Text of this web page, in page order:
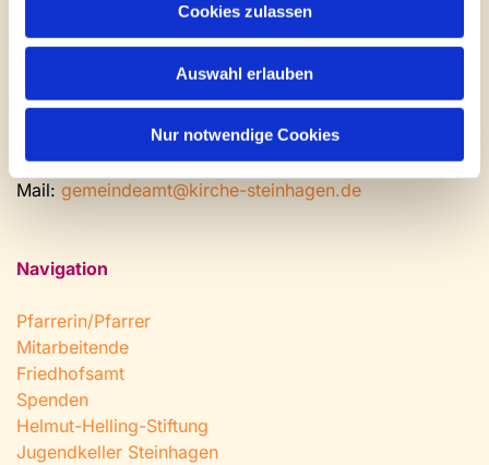
Cookies zulassen
Auswahl erlauben
Nur notwendige Cookies
Montag: geschlossen
Nachmittags nach Vereinbarung
0 52 04 / 36 28
Fax: 0 52 04 / 25 65
Mail: gemeindeamt@kirche-steinhagen.de
Navigation
Pfarrerin/Pfarrer
Mitarbeitende
Friedhofsamt
Spenden
Helmut-Helling-Stiftung
Jugendkeller Steinhagen